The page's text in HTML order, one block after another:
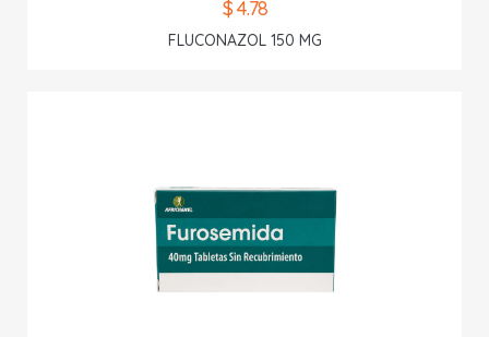
$ 4.78
FLUCONAZOL 150 MG